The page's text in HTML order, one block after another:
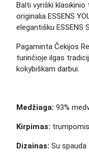
Balti vyriški
originalia ESSENS
elegantišku ESSENS
Pagaminta Čekijos
turinčioje ilgas
kokybiškam darbui.
Medžiaga: 93%
Kirpimas:
Dizainas: Su spauda